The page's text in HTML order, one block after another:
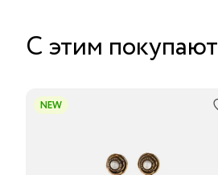
С этим покупают
NEW